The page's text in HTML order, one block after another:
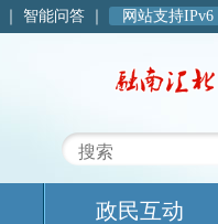
智能问答 网站支持IPv6
政民互动